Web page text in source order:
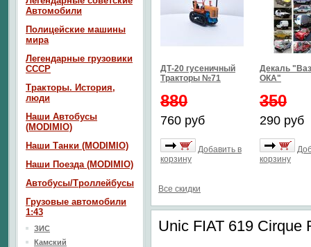
ДТ-20 гусеничный
Тракторы №71
880
760 руб
Добавить в
корзину
Декаль
ОКА"
350
290 руб
корзину
Все скидки
Unic FIAT 619 Cirque
Автомобили
Полицейские машины
мира
Легендарные грузовики
СССР
Тракторы. История,
люди
Наши Автобусы
(MODIMIO)
Наши Танки (MODIMIO)
Наши Поезда (MODIMIO)
Автобусы/Троллейбусы
Грузовые автомобили
1:43
ЗИС
Камский